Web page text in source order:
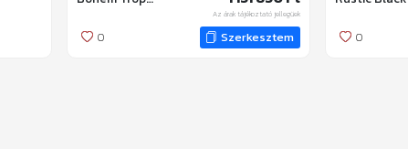
Az árak tájékoztató jellegűek
0 Szerkesztem 0